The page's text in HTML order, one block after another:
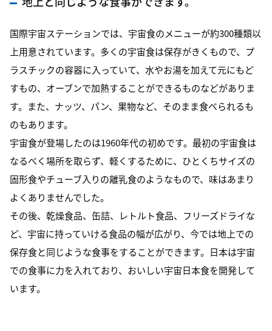
国際宇宙ステーションでは、宇宙食のメニューが約300種類以
上用意されています。多くの宇宙食は保存がきくもので、プ
ラスチックの容器に入っていて、水やお湯を加えて元にもど
すもの、オーブンで加熱することができるものなどがありま
す。また、ナッツ、パン、果物など、そのまま食べられるも
のもあります。
宇宙食が登場したのは1960年代の初めです。最初の宇宙食は
なるべく場所を取らず、軽くするために、ひとくちサイズの
固形食やチューブ入りの離乳食のようなもので、味はあまり
よくありませんでした。
その後、乾燥食品、缶詰、レトルト食品、フリーズドライな
ど、宇宙に持っていける食品の幅が広がり、今では地上での
保存食と同じような食事をすることができます。日本は宇宙
での食事に力を入れており、おいしい宇宙日本食を開発して
います。